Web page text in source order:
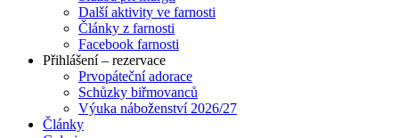
Další aktivity ve farnosti
Články z farnosti
Facebook farnosti
Přihlášení – rezervace
Prvopáteční adorace
Schůzky biřmovanců
Výuka náboženství 2026/27
Články